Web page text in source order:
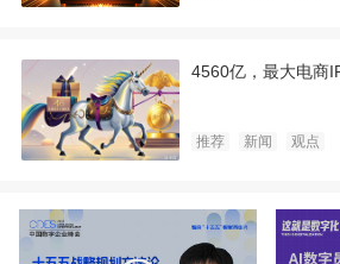
4560亿，最大电商
推荐 新闻 观点